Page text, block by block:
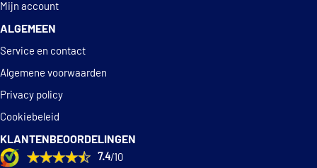
Mijn account
ALGEMEEN
Service en contact
Algemene voorwaarden
Privacy policy
Cookiebeleid
KLANTENBEOORDELINGEN
7.4/10